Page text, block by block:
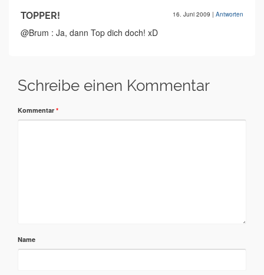
TOPPER! 16. Juni 2009 | Antworten
@Brum : Ja, dann Top dich doch! xD
Schreibe einen Kommentar
Kommentar *
Name